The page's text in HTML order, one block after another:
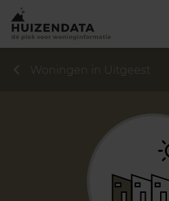
Woningen in Uitgeest